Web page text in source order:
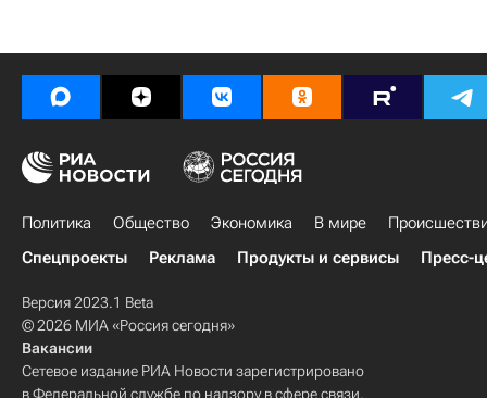
Политика Общество Экономика В мире
Спецпроекты
Реклама Продукты и сервисы Пресс-
Версия 2023.1 Beta
© 2026 МИА «Россия сегодня»
Вакансии
Сетевое издание РИА Новости зарегистрировано
в Федеральной службе по надзору в сфере связи,